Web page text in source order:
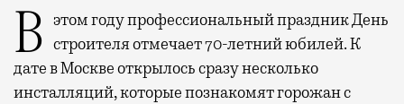
В этом году профессиональный праздник День строителя отмечает 70-летний юбилей. К
дате в Москве открылось сразу несколько
инсталляций, которые познакомят горожан с